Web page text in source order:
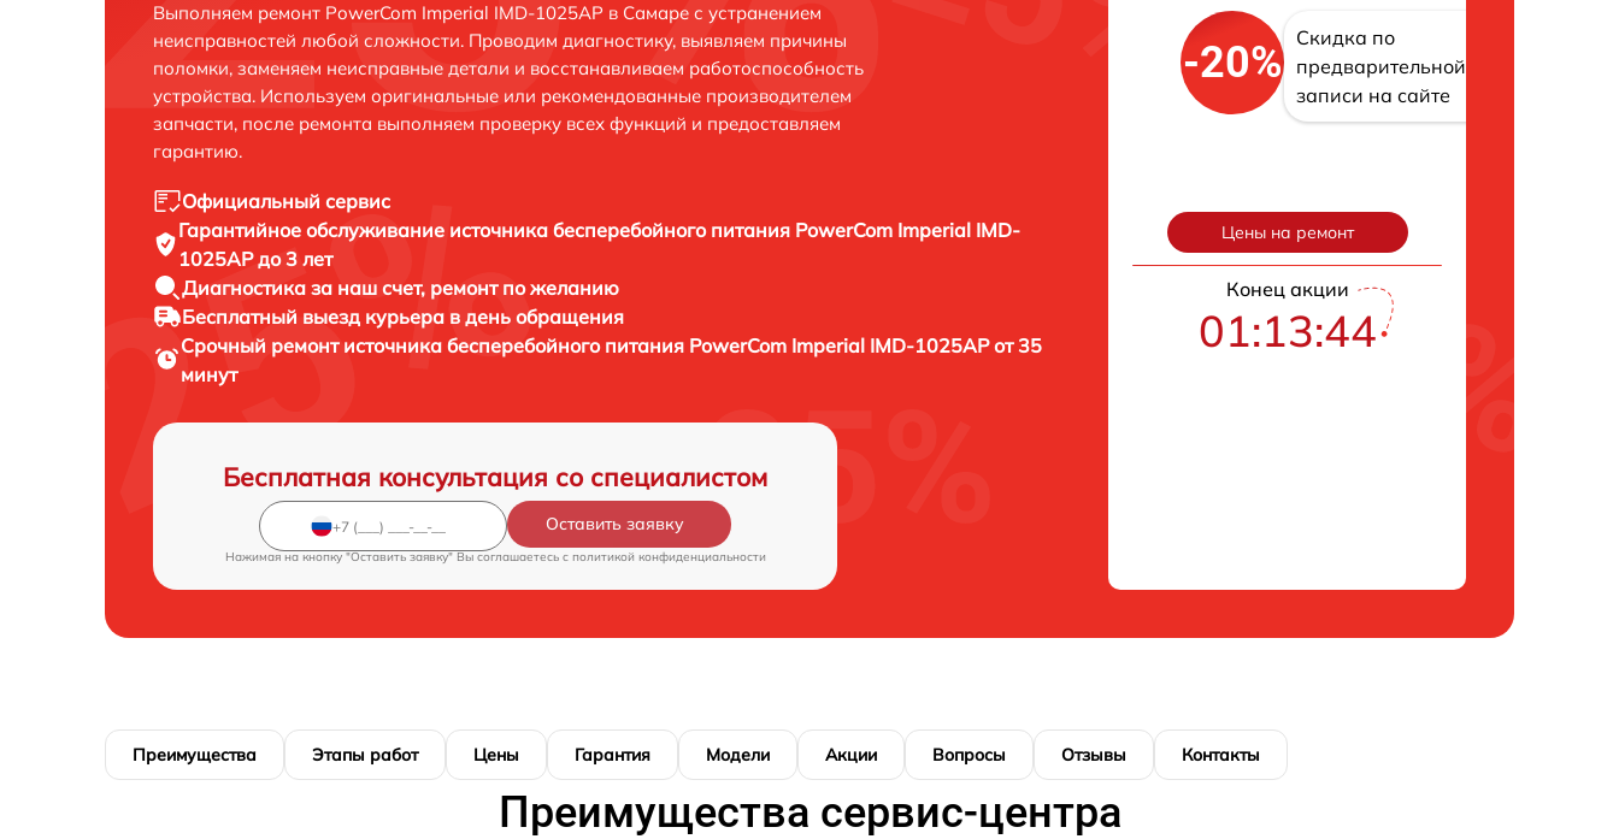
Выполняем ремонт PowerCom Imperial IMD-1025AP в Самаре с устранением
неисправностей любой сложности. Проводим диагностику, выявляем причины
поломки, заменяем неисправные детали и восстанавливаем работоспособность
устройства. Используем оригинальные или рекомендованные производителем
запчасти, после ремонта выполняем проверку всех функций и предоставляем
гарантию.
Официальный сервис
Гарантийное обслуживание источника бесперебойного питания PowerCom Imperial IMD-
1025AP до 3 лет
Диагностика за наш счет, ремонт по желанию
Бесплатный выезд курьера в день обращения
Срочный ремонт источника бесперебойного питания PowerCom Imperial IMD-1025AP от 35
минут
Бесплатная консультация со специалистом
Оставить заявку
Нажимая на кнопку "Оставить заявку" Вы соглашаетесь c политикой конфиденциальности
-20%
Скидка по
предварительной
записи на сайте
Цены на ремонт
Конец акции
01:13:43
Преимущества Этапы работ Цены Гарантия Модели Акции Вопросы Отзывы Контакты
Преимущества сервис-центра